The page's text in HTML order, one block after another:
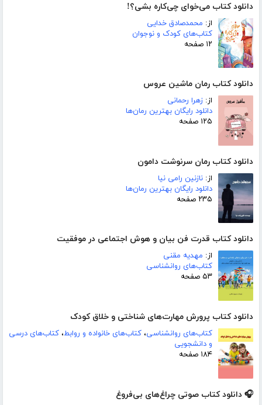
دانلود کتاب می‌خوای چی‌کاره بشی؟!
از: محمدصادق خدایی
کتاب‌های کودک و نوجوان
۱۲ صفحه
دانلود کتاب رمان ماشین عروس
از: زهرا رحمانی
دانلود رایگان بهترین رمان‌ها
۱۲۵ صفحه
دانلود کتاب رمان سرنوشت دامون
از: نازنین رامی نیا
دانلود رایگان بهترین رمان‌ها
۲۳۵ صفحه
دانلود کتاب قدرت فن بیان و هوش اجتماعی در موفقیت
از: مهدیه مقنی
کتاب‌های روانشناسی
۵۳ صفحه
دانلود کتاب پرورش مهارت‌های شناختی و خلاق کودک
کتاب‌های روانشناسی، کتاب‌های خانواده و روابط، کتاب‌های درسی
و دانشجویی
۱۸۴ صفحه
🎧 دانلود کتاب صوتی چراغ‌های بی‌فروغ